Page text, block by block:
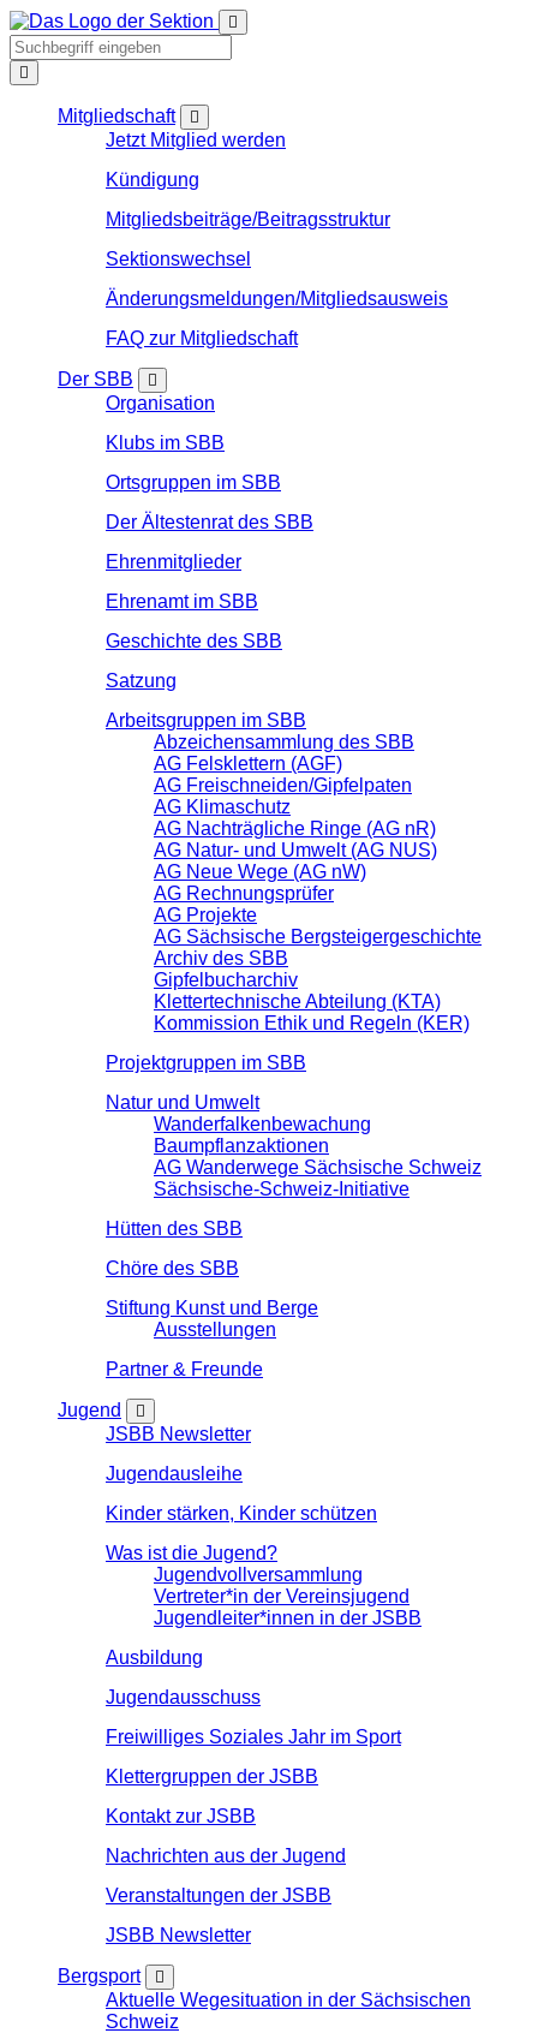
Mitgliedschaft
Jetzt Mitglied werden
Kündigung
Mitgliedsbeiträge/Beitragsstruktur
Sektionswechsel
Änderungsmeldungen/Mitgliedsausweis
FAQ zur Mitgliedschaft
Der SBB
Organisation
Klubs im SBB
Ortsgruppen im SBB
Der Ältestenrat des SBB
Ehrenmitglieder
Ehrenamt im SBB
Geschichte des SBB
Satzung
Arbeitsgruppen im SBB
Abzeichensammlung des SBB
AG Felsklettern (AGF)
AG Freischneiden/Gipfelpaten
AG Klimaschutz
AG Nachträgliche Ringe (AG nR)
AG Natur- und Umwelt (AG NUS)
AG Neue Wege (AG nW)
AG Rechnungsprüfer
AG Projekte
AG Sächsische Bergsteigergeschichte
Archiv des SBB
Gipfelbucharchiv
Klettertechnische Abteilung (KTA)
Kommission Ethik und Regeln (KER)
Projektgruppen im SBB
Natur und Umwelt
Wanderfalkenbewachung
Baumpflanzaktionen
AG Wanderwege Sächsische Schweiz
Sächsische-Schweiz-Initiative
Hütten des SBB
Chöre des SBB
Stiftung Kunst und Berge
Ausstellungen
Partner & Freunde
Jugend
JSBB Newsletter
Jugendausleihe
Kinder stärken, Kinder schützen
Was ist die Jugend?
Jugendvollversammlung
Vertreter*in der Vereinsjugend
Jugendleiter*innen in der JSBB
Ausbildung
Jugendausschuss
Freiwilliges Soziales Jahr im Sport
Klettergruppen der JSBB
Kontakt zur JSBB
Nachrichten aus der Jugend
Veranstaltungen der JSBB
JSBB Newsletter
Bergsport
Aktuelle Wegesituation in der Sächsischen
Schweiz